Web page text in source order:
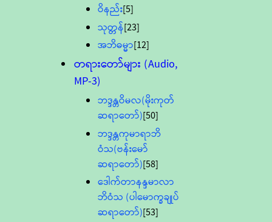
ဝိနည်း[5]
သုတ္တန်[23]
အဘိဓမ္မာ[12]
တရားတော်များ (Audio,
MP-3)
ဘဒ္ဒန္တဝိမလ(မိုးကုတ်
ဆရာတော်)[50]
ဘဒ္ဒန္တကုမာရာဘိ
ဝံသ(ဗန်းမော်
ဆရာတော်)[58]
ဒေါက်တာနန္ဒမာလာ
ဘိဝံသ (ပါမောက္ခချုပ်
ဆရာတော်)[53]